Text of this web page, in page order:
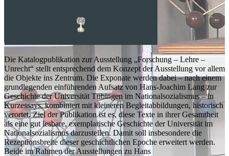
Die Katalogpublikation zur Ausstellung „Forschung – Lehre –
Unrecht“ stellt entsprechend dem Konzept der Ausstellung vor allem
die Objekte ins Zentrum. Die Exponate werden dabei – nach einem
grundlegenden einführenden Aufsatz von Hans-Joachim Lang zur
Geschichte der Universität Tübingen im Nationalsozialismus – in
Kurzessays, kombiniert mit kleineren Begleitabbildungen, historisch
verortet. Ziel der Publikation ist es, diese Texte in ihrer Gesamtheit
als eine gut lesbare, exemplarische Geschichte der Universität im
Nationalsozialismus darzustellen. Damit soll insbesondere die
Rezeptionsbreite dieser geschichtlichen Epoche erweitert werden.
Beide im Rahmen der Ausstellungen zu Hans